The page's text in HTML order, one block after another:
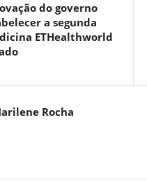
do governo
a segunda
ETHealthworld
Rocha